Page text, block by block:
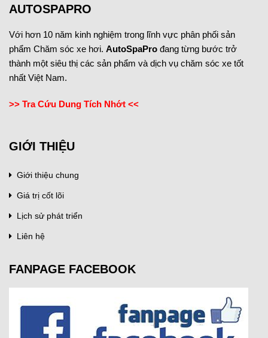
AUTOSPAPRO
Với hơn 10 năm kinh nghiệm trong lĩnh vực phân phối sản
phẩm Chăm sóc xe hơi. AutoSpaPro đang từng bước trở
thành một siêu thị các sản phẩm và dịch vụ chăm sóc xe tốt
nhất Việt Nam.
>> Tra Cứu Dung Tích Nhớt <<
GIỚI THIỆU
Giới thiệu chung
Giá trị cốt lõi
Lịch sử phát triển
Liên hệ
FANPAGE FACEBOOK